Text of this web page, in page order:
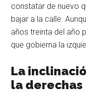
constatar de nuevo
bajar a la calle.
años treinta del año
que gobierna la
La
la derechas